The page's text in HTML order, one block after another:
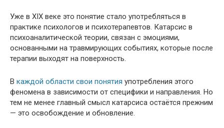
Уже в ХIХ веке это понятие стало употребляться в
практике психологов и психотерапевтов. Катарсис в
психоаналитической теории, связан с эмоциями,
основанными на травмирующих событиях, которые после
терапии выходят на поверхность.
В каждой области свои понятия употребления этого
феномена в зависимости от специфики и направления. Но
тем не менее главный смысл катарсиса остаётся прежним
— это освобождение и обновление.